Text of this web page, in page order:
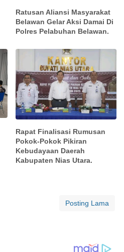
Ratusan Aliansi Masyarakat
Belawan Gelar Aksi Damai Di
Polres Pelabuhan Belawan.
Rapat Finalisasi Rumusan
Pokok-Pokok Pikiran
Kebudayaan Daerah
Kabupaten Nias Utara.
Posting Lama